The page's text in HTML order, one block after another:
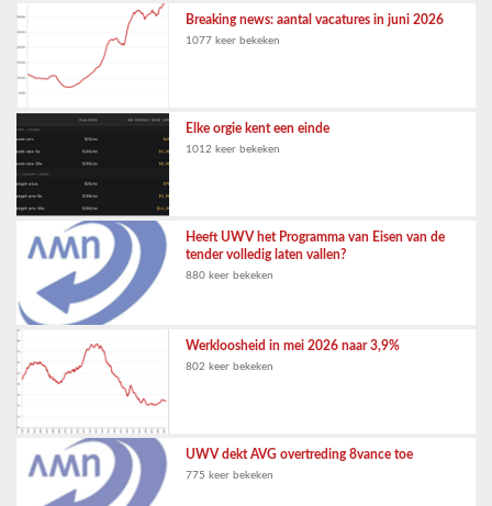
Breaking news: aantal vacatures in juni 2026
1077 keer bekeken
Elke orgie kent een einde
1012 keer bekeken
Heeft UWV het Programma van Eisen van de
tender volledig laten vallen?
880 keer bekeken
Werkloosheid in mei 2026 naar 3,9%
802 keer bekeken
UWV dekt AVG overtreding 8vance toe
775 keer bekeken